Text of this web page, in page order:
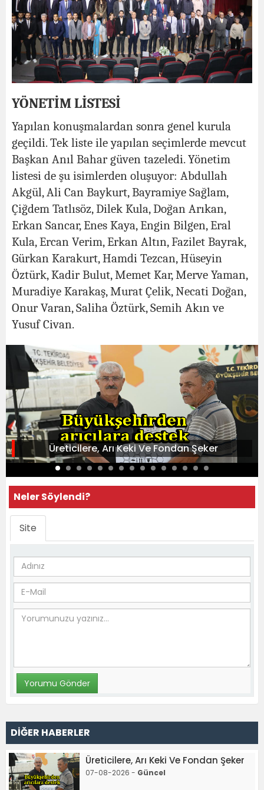
YÖNETİM LİSTESİ
Yapılan konuşmalardan sonra genel kurula
geçildi. Tek liste ile yapılan seçimlerde mevcut
Başkan Anıl Bahar güven tazeledi. Yönetim
listesi de şu isimlerden oluşuyor: Abdullah
Akgül, Ali Can Baykurt, Bayramiye Sağlam,
Çiğdem Tatlısöz, Dilek Kula, Doğan Arıkan,
Erkan Sancar, Enes Kaya, Engin Bilgen, Eral
Kula, Ercan Verim, Erkan Altın, Fazilet Bayrak,
Gürkan Karakurt, Hamdi Tezcan, Hüseyin
Öztürk, Kadir Bulut, Memet Kar, Merve Yaman,
Muradiye Karakaş, Murat Çelik, Necati Doğan,
Onur Varan, Saliha Öztürk, Semih Akın ve
Yusuf Civan.
Üreticilere, Arı Keki Ve Fondan Şeker
Neler Söylendi?
Site
DİĞER HABERLER
Üreticilere, Arı Keki Ve Fondan Şeker
07-08-2026 - Güncel